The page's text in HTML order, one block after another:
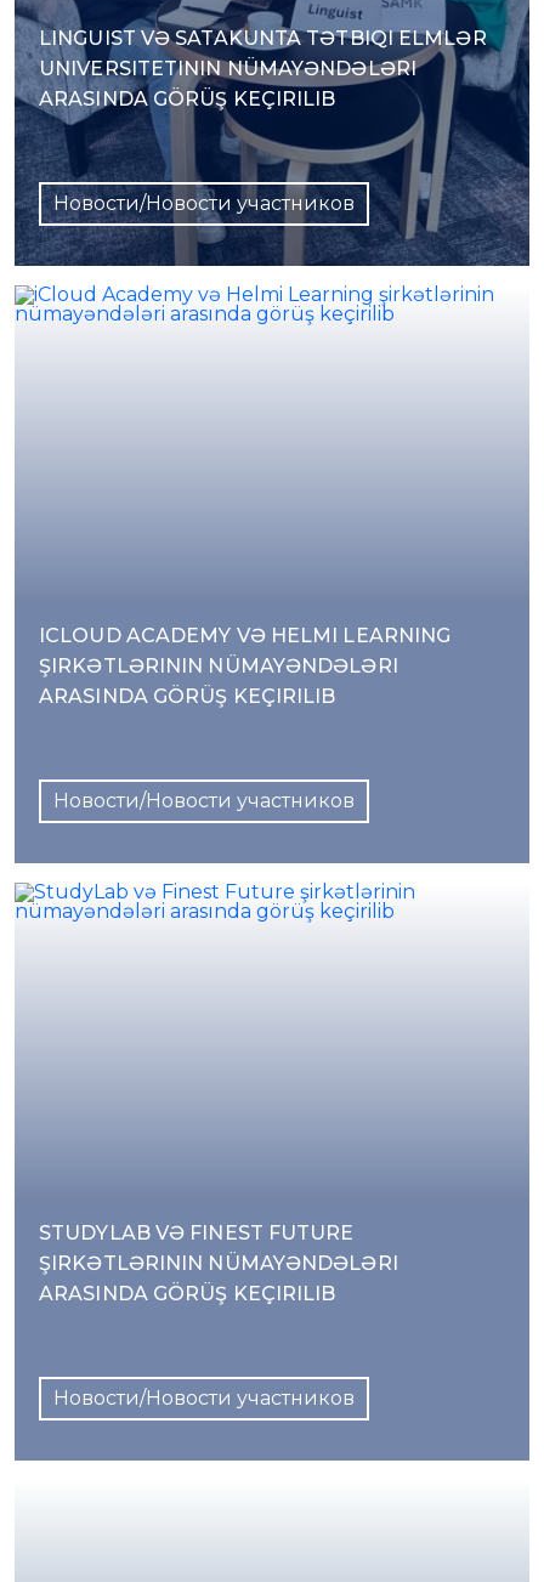
LINGUIST VƏ SATAKUNTA TƏTBIQI ELMLƏR
UNIVERSITETININ NÜMAYƏNDƏLƏRI
ARASINDA GÖRÜŞ KEÇIRILIB
Новости/Новости участников
ICLOUD ACADEMY VƏ HELMI LEARNING
ŞIRKƏTLƏRININ NÜMAYƏNDƏLƏRI
ARASINDA GÖRÜŞ KEÇIRILIB
Новости/Новости участников
STUDYLAB VƏ FINEST FUTURE
ŞIRKƏTLƏRININ NÜMAYƏNDƏLƏRI
ARASINDA GÖRÜŞ KEÇIRILIB
Новости/Новости участников